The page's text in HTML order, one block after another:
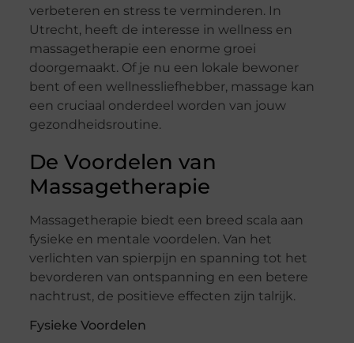
verbeteren en stress te verminderen. In
Utrecht, heeft de interesse in wellness en
massagetherapie een enorme groei
doorgemaakt. Of je nu een lokale bewoner
bent of een wellnessliefhebber, massage kan
een cruciaal onderdeel worden van jouw
gezondheidsroutine.
De Voordelen van
Massagetherapie
Massagetherapie biedt een breed scala aan
fysieke en mentale voordelen. Van het
verlichten van spierpijn en spanning tot het
bevorderen van ontspanning en een betere
nachtrust, de positieve effecten zijn talrijk.
Fysieke Voordelen